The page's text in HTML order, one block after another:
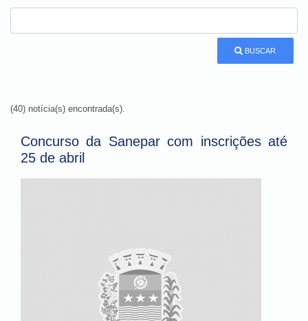
BUSCAR
(40) notícia(s) encontrada(s).
Concurso da Sanepar com inscrições até
25 de abril